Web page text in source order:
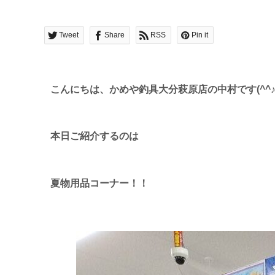
Tweet Share RSS Pin it
こんにちは、かめや釣具大分萩原店の中村です(^^♪
本日ご紹介するのは
夏物用品コーナー！！